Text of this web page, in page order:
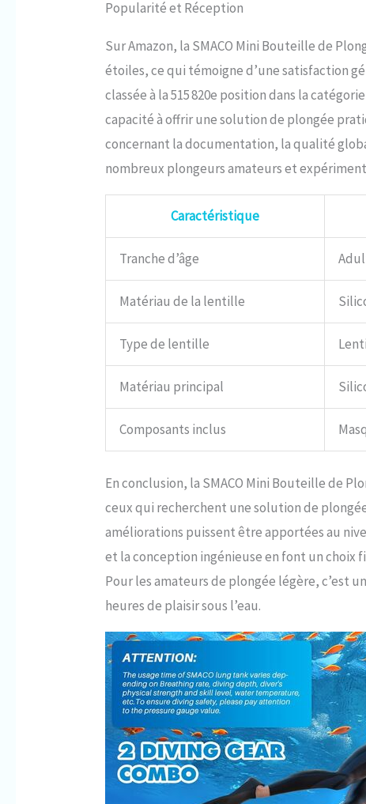
Popularité et Réception
Sur Amazon, la SMACO Mini Bouteille de
étoiles, ce qui témoigne d’une satisfaction
classée à la 515 820e position dans la
capacité à offrir une solution de plongée
concernant la documentation, la qualité
nombreux plongeurs amateurs et
Caractéristique
Tranche d’âge
Matériau de la lentille
Type de lentille
Matériau principal
Composants inclus
En conclusion, la SMACO Mini Bouteille de
ceux qui recherchent une solution de
améliorations puissent être apportées au
et la conception ingénieuse en font un choix
Pour les amateurs de plongée légère, c’est
heures de plaisir sous l’eau.